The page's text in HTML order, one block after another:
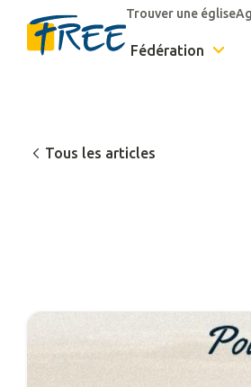
Trouver une église
Fédération
Tous les articles